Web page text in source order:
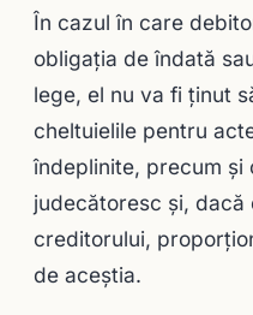
În cazul în care
obligaţia de îndată
lege, el nu va fi ţinut
cheltuielile pentru
îndeplinite, precum şi
judecătoresc şi, dacă
creditorului,
de aceştia.